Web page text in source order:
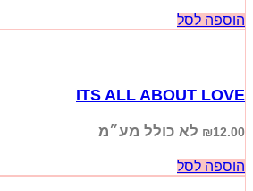
הוספה לסל
ITS ALL ABOUT LOVE
₪12.00 לא כולל מע״מ
הוספה לסל